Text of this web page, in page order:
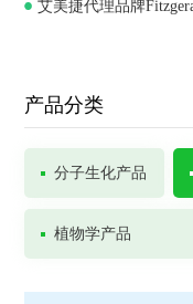
艾美捷代理品牌
产品分类
分子生化产品
植物学产品